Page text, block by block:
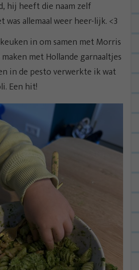
hij heeft die naam zelf
was allemaal weer heer-lijk. <3
in om samen met Morris
met Hollande garnaaltjes
in de pesto verwerkte ik wat
Een hit!